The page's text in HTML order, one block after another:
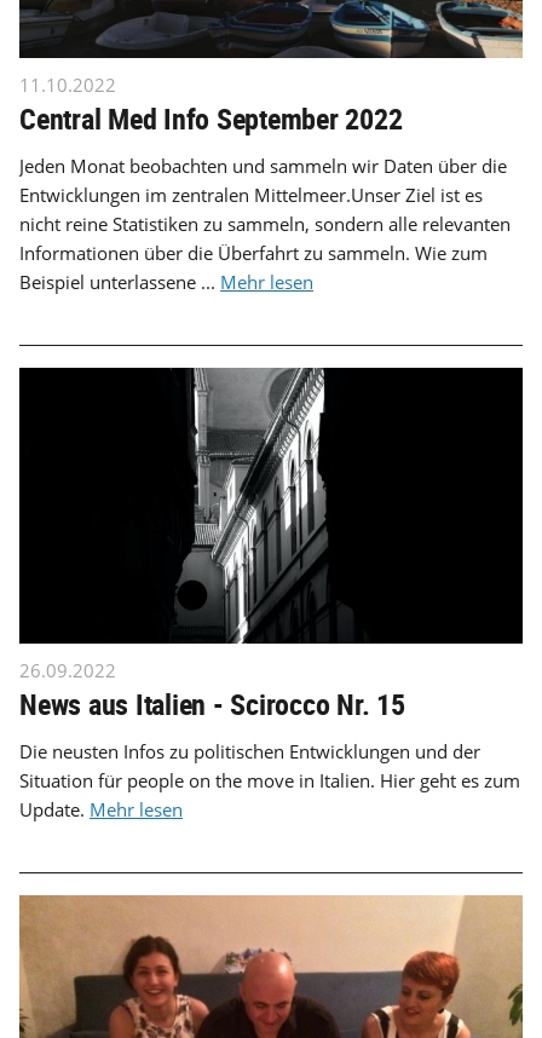
11.10.2022
Central Med Info September 2022
Jeden Monat beobachten und sammeln wir Daten über die
Entwicklungen im zentralen Mittelmeer.Unser Ziel ist es
nicht reine Statistiken zu sammeln, sondern alle relevanten
Informationen über die Überfahrt zu sammeln. Wie zum
Beispiel unterlassene ... Mehr lesen
26.09.2022
News aus Italien - Scirocco Nr. 15
Die neusten Infos zu politischen Entwicklungen und der
Situation für people on the move in Italien. Hier geht es zum
Update. Mehr lesen